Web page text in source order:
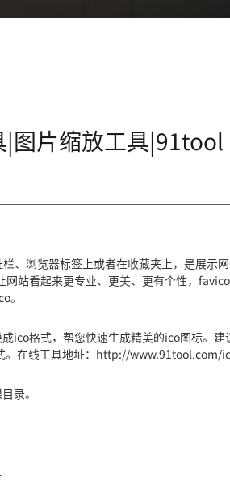
图片缩放工具|91tool
、浏览器标签上或者在收藏夹上，是展示
站看起来更专业、更美、更有个性，
。
格式，帮您快速生成精美的ico图标。建
。在线工具地址：http://www.91tool.com/
录。